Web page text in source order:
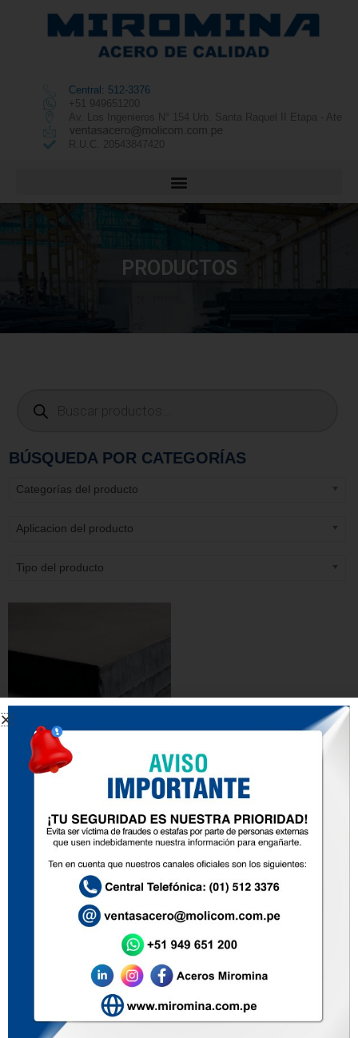
Central: 512-3376
+51 949651200
Av. Los Ingenieros N° 154 Urb. Santa Raquel II Etapa - Ate
R.U.C. 20543847420
PRODUCTOS
BÚSQUEDA POR CATEGORÍAS
Categorías del producto
Aplicacion del producto
Tipo del producto
Inicio
Nosotros